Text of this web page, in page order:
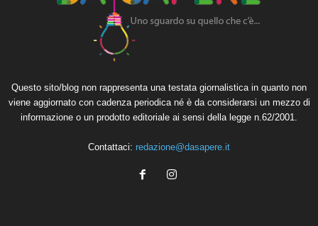
Questo sito/blog non rappresenta una testata giornalistica in quanto non
viene aggiornato con cadenza periodica né è da considerarsi un mezzo di
informazione o un prodotto editoriale ai sensi della legge n.62/2001.
Contattaci: redazione@dasapere.it